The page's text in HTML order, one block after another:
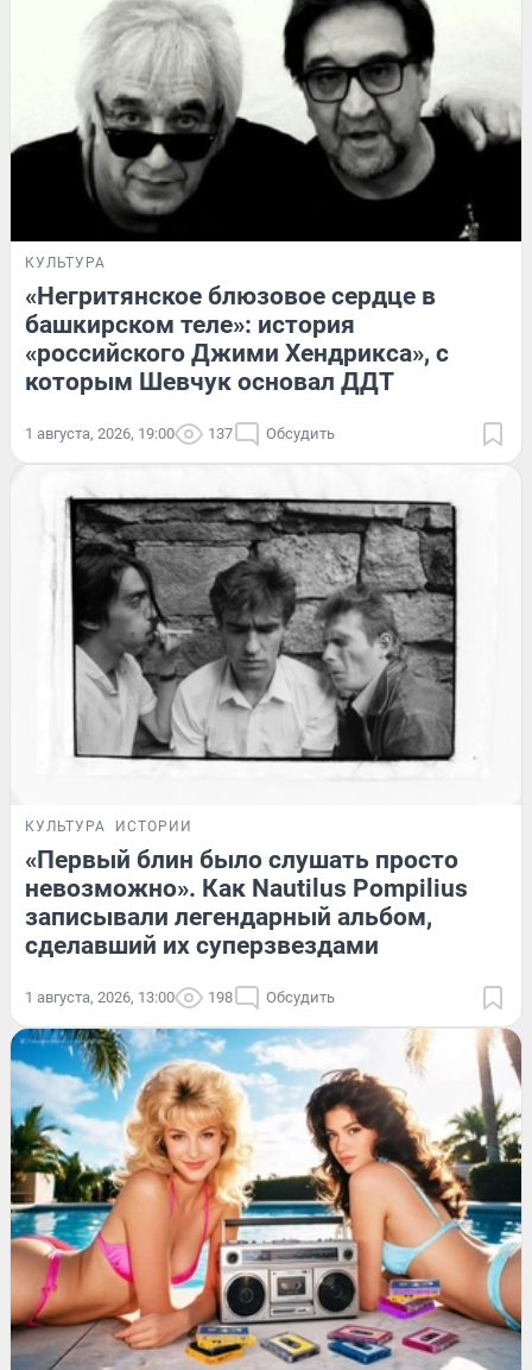
КУЛЬТУРА
«Негритянское блюзовое сердце в
башкирском теле»: история
«российского Джими Хендрикса», с
которым Шевчук основал ДДТ
1 августа, 2026, 19:00 137 Обсудить
КУЛЬТУРА ИСТОРИИ
«Первый блин было слушать просто
невозможно». Как Nautilus Pompilius
записывали легендарный альбом,
сделавший их суперзвездами
1 августа, 2026, 13:00 198 Обсудить